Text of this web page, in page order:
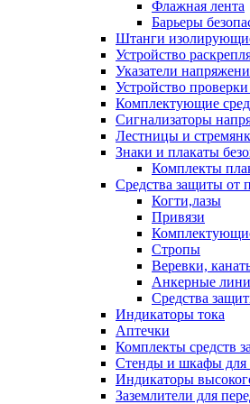
Флажная лента
Барьеры
Штанги
Устройство
Указатели
Устройство проверки
Комплектующие
Сигнализаторы
Лестницы и
Знаки и плакаты
Комплекты
Средства защиты от
Когти,лазы
Привязи
Стропы
Веревки,
Анкерные
Средства
Индикаторы тока
Аптечки
Комплекты средств
Стенды и шкафы для
Индикаторы
Заземлители для